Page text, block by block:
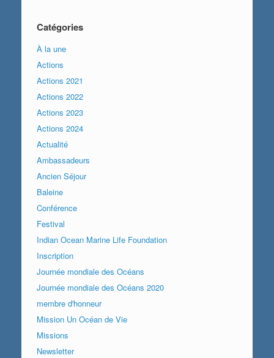
Catégories
À la une
Actions
Actions 2021
Actions 2022
Actions 2023
Actions 2024
Actualité
Ambassadeurs
Ancien Séjour
Baleine
Conférence
Festival
Indian Ocean Marine Life Foundation
Inscription
Journée mondiale des Océans
Journée mondiale des Océans 2020
membre d'honneur
Mission Un Océan de Vie
Missions
Newsletter